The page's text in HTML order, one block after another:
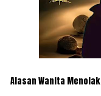
Alasan Wanita